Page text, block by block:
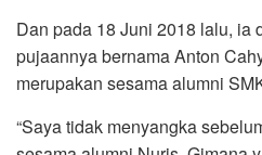
Dan pada 18 Juni 2018 lalu, ia
pujaannya bernama Anton
merupakan sesama alumni
“Saya tidak menyangka